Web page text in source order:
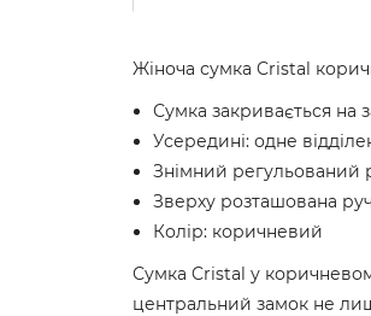
Жіноча сумка Cristal
Сумка закривається на
Усередині: одне
Знімний регульований
Зверху розташована
Колір: коричневий
Сумка Cristal у
центральний замок не